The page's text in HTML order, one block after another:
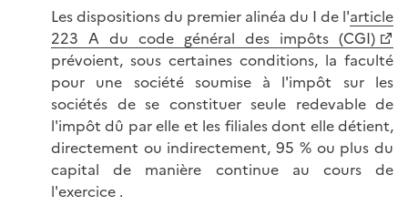
Les dispositions du premier alinéa du I de l'article
223 A du code général des impôts (CGI)
prévoient, sous certaines conditions, la faculté
pour une société soumise à l'impôt sur les
sociétés de se constituer seule redevable de
l'impôt dû par elle et les filiales dont elle détient,
directement ou indirectement, 95 % ou plus du
capital de manière continue au cours de
l'exercice .